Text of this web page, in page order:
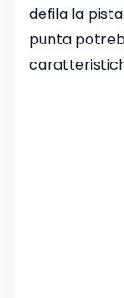
defila la
punta